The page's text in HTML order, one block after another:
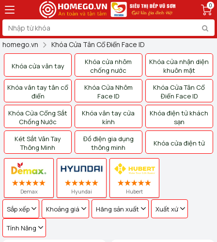
0
homego.vn Khóa Cửa Tân Cổ Điển Face ID
Khóa cửa vân tay
Khóa cửa nhôm
chống nước
Khóa cửa nhận diện
khuôn mặt
Khóa vân tay tân cổ
điển
Khóa Cửa Nhôm
Face ID
Khóa Cửa Tân Cổ
Điển Face ID
Khóa Cửa Cổng Sắt
Chống Nước
Khóa vân tay cửa
kính
Khóa điện tử khách
sạn
Két Sắt Vân Tay
Thông Minh
Đồ điện gia dụng
thông minh
Khóa cửa điện tử
Demax Hyundai Hubert
Sắp xếp Khoảng giá Hãng sản xuất Xuất xứ
Tính Năng